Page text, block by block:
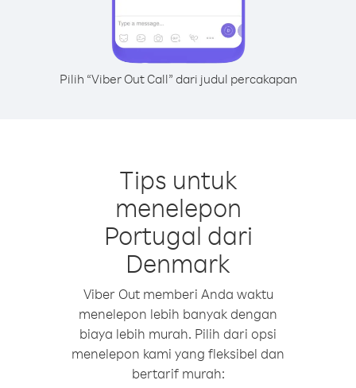
Pilih “Viber Out Call” dari judul percakapan
Tips untuk
menelepon
Portugal dari
Denmark
Viber Out memberi Anda waktu
menelepon lebih banyak dengan
biaya lebih murah. Pilih dari opsi
menelepon kami yang fleksibel dan
bertarif murah: